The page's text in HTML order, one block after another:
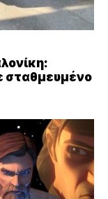
σταθμευμένο